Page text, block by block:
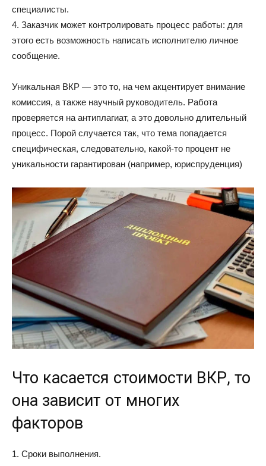
специалисты.
4. Заказчик может контролировать процесс работы: для
этого есть возможность написать исполнителю личное
сообщение.
Уникальная ВКР — это то, на чем акцентирует внимание
комиссия, а также научный руководитель. Работа
проверяется на антиплагиат, а это довольно длительный
процесс. Порой случается так, что тема попадается
специфическая, следовательно, какой-то процент не
уникальности гарантирован (например, юриспруденция)
Что касается стоимости ВКР, то
она зависит от многих
факторов
1. Сроки выполнения.